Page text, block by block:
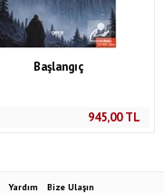
Başlangıç
945,00TL
Yardım Bize Ulaşın